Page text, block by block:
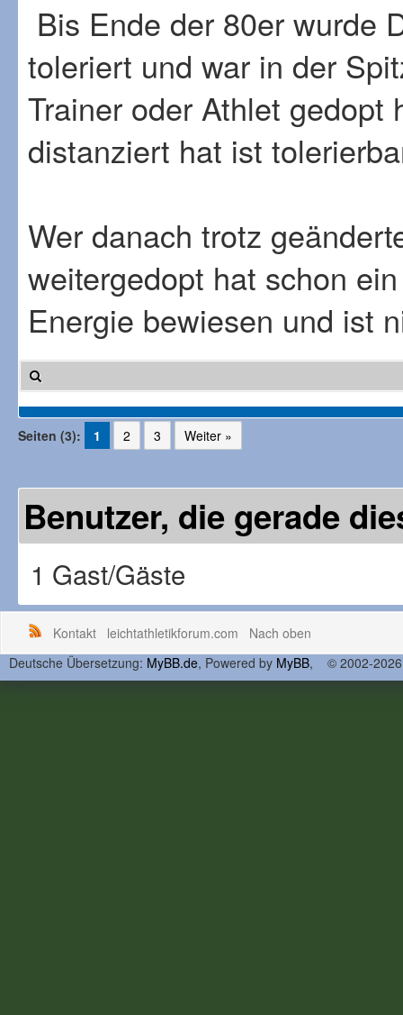
Bis Ende der 80er wurde
toleriert und war in der
Trainer oder Athlet
distanziert hat ist
Wer danach trotz
weitergedopt hat schon
Energie bewiesen und ist
Seiten (3): 1 2 3 Weiter »
Benutzer, die gerade
1 Gast/Gäste
Kontakt leichtathletikforum.com
Nach oben
Deutsche Übersetzung: MyBB.de, Powered by MyBB, © 2002-